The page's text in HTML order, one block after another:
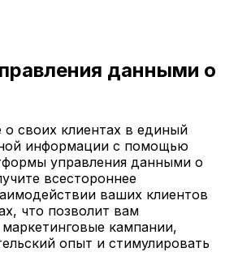
данными о
своих клиентах в единый
информации с помощью
управления данными о
всестороннее
ваших клиентов
что позволит вам
кампании,
опыт и стимулировать